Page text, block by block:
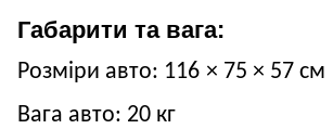
Габарити та вага:
Розміри авто: 116 × 75 × 57 см
Вага авто: 20 кг